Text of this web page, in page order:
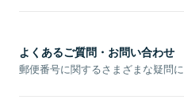
よくあるご質問・お問い合わせ
郵便番号に関するさまざまな疑問に